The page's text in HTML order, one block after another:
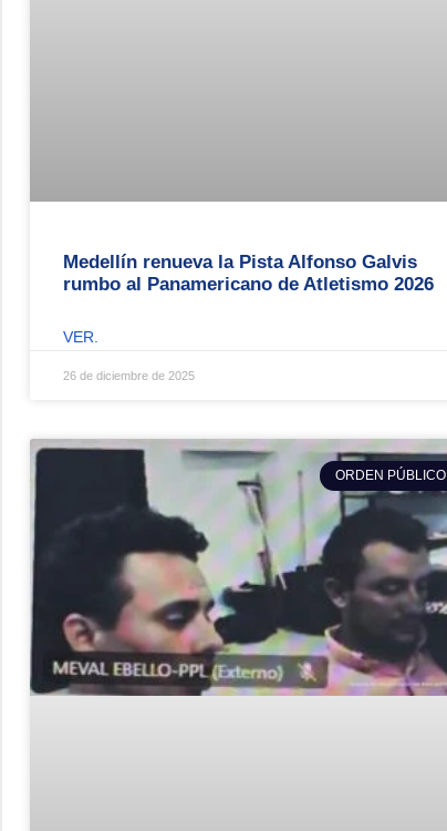
Medellín renueva la Pista Alfonso Galvis
rumbo al Panamericano de Atletismo 2026
VER.
26 de diciembre de 2025
ORDEN PÚBLICO